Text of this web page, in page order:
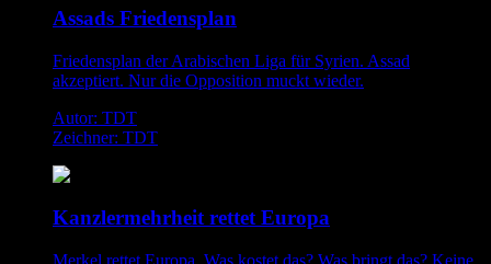
Assads Friedensplan
Friedensplan der Arabischen Liga für Syrien. Assad
akzeptiert. Nur die Opposition muckt wieder.
Autor: TDT
Zeichner: TDT
Kanzlermehrheit rettet Europa
Merkel rettet Europa. Was kostet das? Was bringt das? Keine